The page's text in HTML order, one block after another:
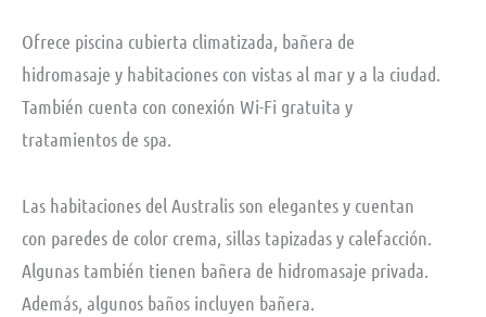
Ofrece piscina cubierta climatizada, bañera de
hidromasaje y habitaciones con vistas al mar y a la ciudad.
También cuenta con conexión Wi-Fi gratuita y
tratamientos de spa.
Las habitaciones del Australis son elegantes y cuentan
con paredes de color crema, sillas tapizadas y calefacción.
Algunas también tienen bañera de hidromasaje privada.
Además, algunos baños incluyen bañera.